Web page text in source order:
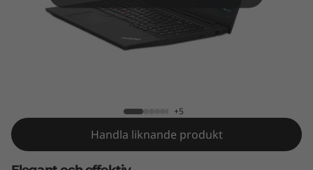
+5
Handla liknande produkt